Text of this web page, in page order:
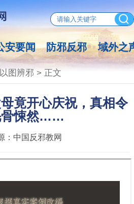
安要闻 防邪反邪 域外之
以图辨邪 > 正文
竟开心庆祝，真相令
骨悚然……
： 中国反邪教网